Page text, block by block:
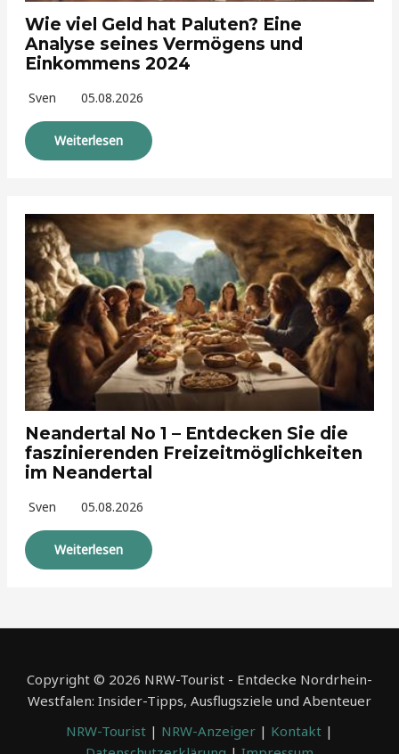
Wie viel Geld hat Paluten? Eine
Analyse seines Vermögens und
Einkommens 2024
Sven 05.08.2026
Weiterlesen
Neandertal No 1 – Entdecken Sie die
faszinierenden Freizeitmöglichkeiten
im Neandertal
Sven 05.08.2026
Weiterlesen
Copyright © 2026 NRW-Tourist - Entdecke Nordrhein-
Westfalen: Insider-Tipps, Ausflugsziele und Abenteuer
NRW-Tourist | NRW-Anzeiger | Kontakt |